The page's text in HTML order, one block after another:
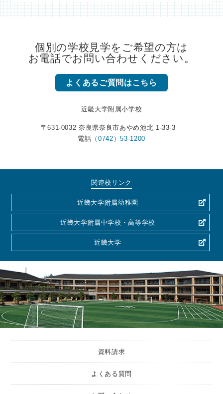
個別の学校見学をご希望の方は
お電話でお問い合わせください。
よくあるご質問はこちら
近畿大学附属小学校
〒631-0032 奈良県奈良市あやめ池北 1-33-3
電話 （0742）53-1200
関連校リンク
近畿大学附属幼稚園
近畿大学附属中学校・高等学校
近畿大学
資料請求
よくある質問